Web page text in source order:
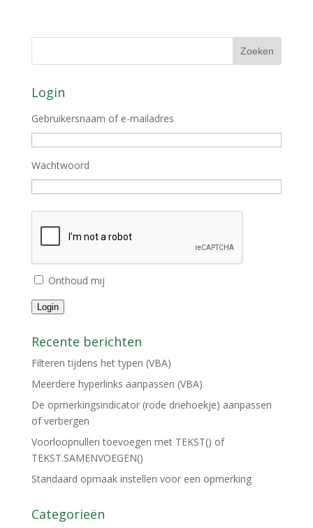
Login
Gebruikersnaam of e-mailadres
Wachtwoord
Onthoud mij
Login
Recente berichten
Filteren tijdens het typen (VBA)
Meerdere hyperlinks aanpassen (VBA)
De opmerkingsindicator (rode driehoekje) aanpassen
of verbergen
Voorloopnullen toevoegen met TEKST() of
TEKST.SAMENVOEGEN()
Standaard opmaak instellen voor een opmerking
Categorieën